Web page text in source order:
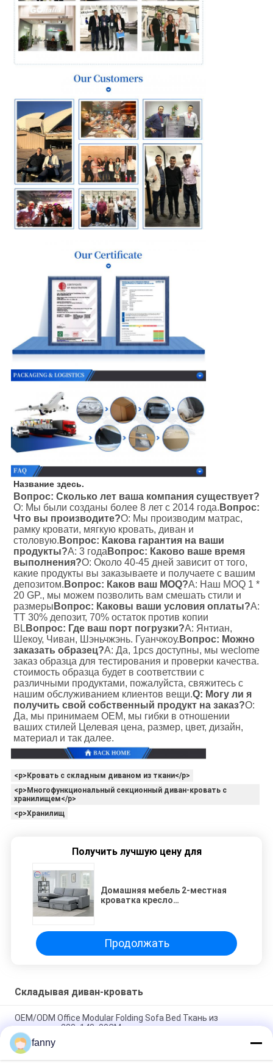
Название здесь.
Вопрос: Сколько лет ваша компания существует?
О: Мы были созданы более 8 лет с 2014 года. Вопрос:
Что вы производите?О: Мы производим матрас,
рамку кровати, мягкую кровать, диван и
столовую. Вопрос: Какова гарантия на ваши
продукты?A: 3 года Вопрос: Каково ваше время
выполнения?О: Около 40-45 дней зависит от того,
какие продукты вы заказываете и получаете с вашим
депозитом. Вопрос: Каков ваш MOQ?A: Наш MOQ 1 *
20 GP., мы можем позволить вам смешать стили и
размеры Вопрос: Каковы ваши условия оплаты?A:
TT 30% депозит, 70% остаток против копии
BL Вопрос: Где ваш порт погрузки?А: Янтиан,
Шекоу, Чиван, Шэньчжэнь. Гуанчжоу. Вопрос: Можно
заказать образец?A: Да, 1pcs доступны, мы weclome
заказ образца для тестирования и проверки качества.
стоимость образца будет в соответствии с
различными продуктами, пожалуйста, свяжитесь с
нашим обслуживанием клиентов вещи.Q: Могу ли я
получить свой собственный продукт на заказ?О:
Да, мы принимаем OEM, мы гибки в отношении
ваших стилей Целевая цена, размер, цвет, дизайн,
материал и так далее.
<p>Кровать с складным диваном из ткани</p>
<p>Многофункциональный секционный диван-кровать с
хранилищем</p>
<p>Хранилищ
Получить лучшую цену для
Домашняя мебель 2-местная
кроватка кресло
диваны с хранилищем
Продолжать
Складывая диван-кровать
OEM/ODM Office Modular Folding Sofa Bed Ткань из
материала 223x143x80CM
Универсальная складная кровать кресла 30005, софа
fanny